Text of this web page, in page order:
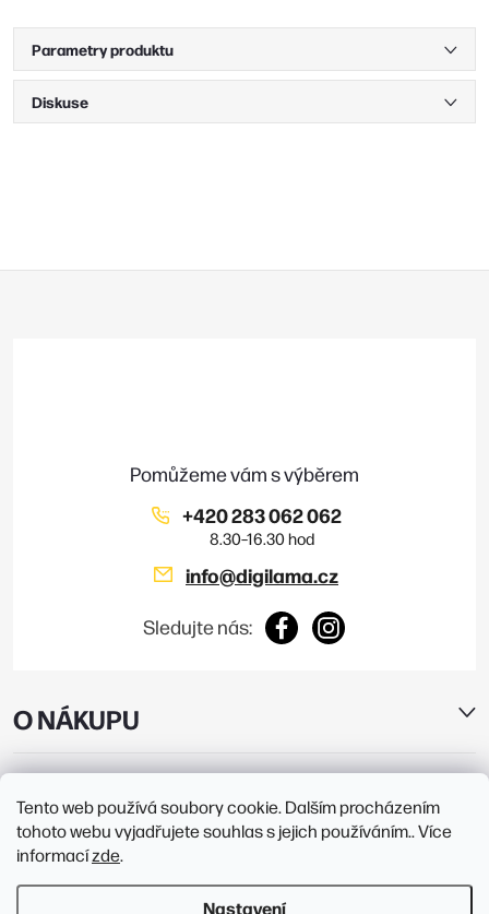
Tento web používá soubory cookie. Dalším procházením
tohoto webu vyjadřujete souhlas s jejich používáním.. Více
informacízde.
Nastavení
Parametry produktu
Diskuse
O NÁKUPU
PRODEJNY
info@digilama.cz
+420 283 062 062
Sledujte nás: